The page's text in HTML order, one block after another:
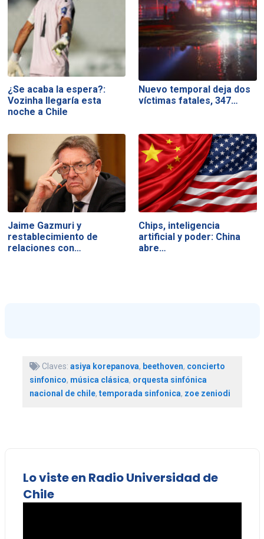
¿Se acaba la espera?:
Vozinha llegaría esta
noche a Chile
Nuevo temporal deja dos
víctimas fatales, 347…
Jaime Gazmuri y
restablecimiento de
relaciones con…
Chips, inteligencia
artificial y poder: China
abre…
Claves: asiya korepanova, beethoven, concierto
sinfonico, música clásica, orquesta sinfónica
nacional de chile, temporada sinfonica, zoe zeniodi
Lo viste en Radio Universidad de
Chile